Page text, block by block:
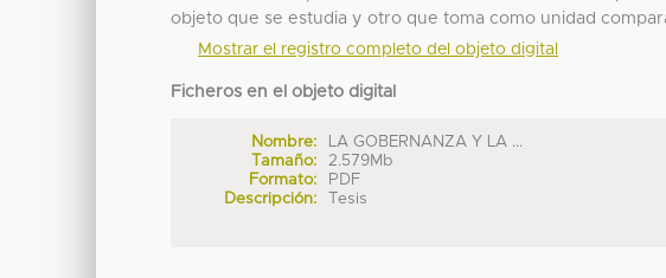
objeto que se estudia y otro que toma como unidad
Mostrar el registro completo del objeto digital
Ficheros en el objeto digital
Nombre:
LA GOBERNANZA Y LA ...
Tamaño:
2.579Mb
Formato:
PDF
Descripción:
Tesis